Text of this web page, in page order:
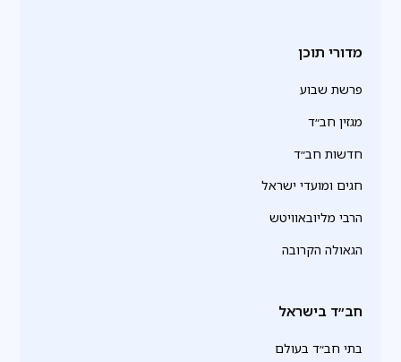
מדורי תוכן
פרשת שבוע
מגזין חב״ד
חדשות חב״ד
חגים ומועדי ישראל
הרבי מליובאוויטש
הגאולה הקרובה
חב״ד בישראל
בתי חב״ד בעולם